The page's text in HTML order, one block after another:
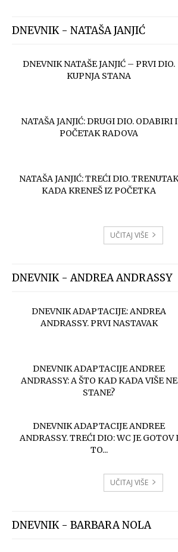
DNEVNIK - NATAŠA JANJIĆ
DNEVNIK NATAŠE JANJIĆ – PRVI DIO.
KUPNJA STANA
NATAŠA JANJIĆ: DRUGI DIO. ODABIRI I
POČETAK RADOVA
NATAŠA JANJIĆ: TREĆI DIO. TRENUTAK
KADA KRENEŠ IZ POČETKA
UČITAJ VIŠE
DNEVNIK - ANDREA ANDRASSY
DNEVNIK ADAPTACIJE: ANDREA
ANDRASSY. PRVI NASTAVAK
DNEVNIK ADAPTACIJE ANDREE
ANDRASSY: A ŠTO KAD KADA VIŠE NE
STANE?
DNEVNIK ADAPTACIJE ANDREE
ANDRASSY. TREĆI DIO: WC JE GOTOV I
TO...
UČITAJ VIŠE
DNEVNIK - BARBARA NOLA